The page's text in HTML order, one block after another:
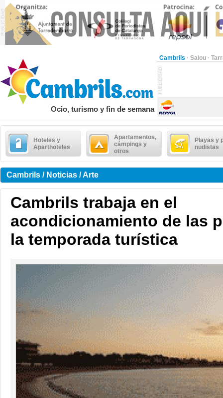
Cambrils · Salou ·
Ocio, turismo y fin de semana
Hoteles y
Aparthoteles
Apartamentos,
cámpings y
otros
Playas y
nudistas
Cambrils / Noticias / Arte
Cambrils trabaja en el
acondicionamiento de las
la temporada turística